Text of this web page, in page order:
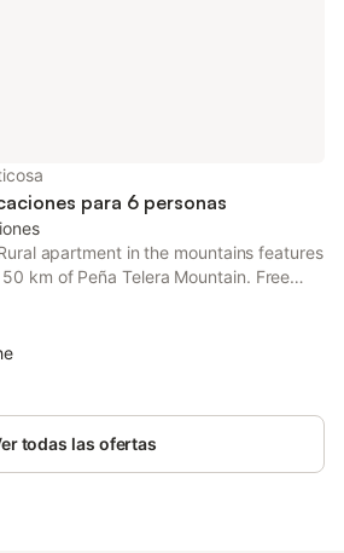
para 6 personas
apartment in the mountains features
km of Peña Telera Mountain. Free
the property and Lacuniacha
The apartment also includes 1
todas las ofertas